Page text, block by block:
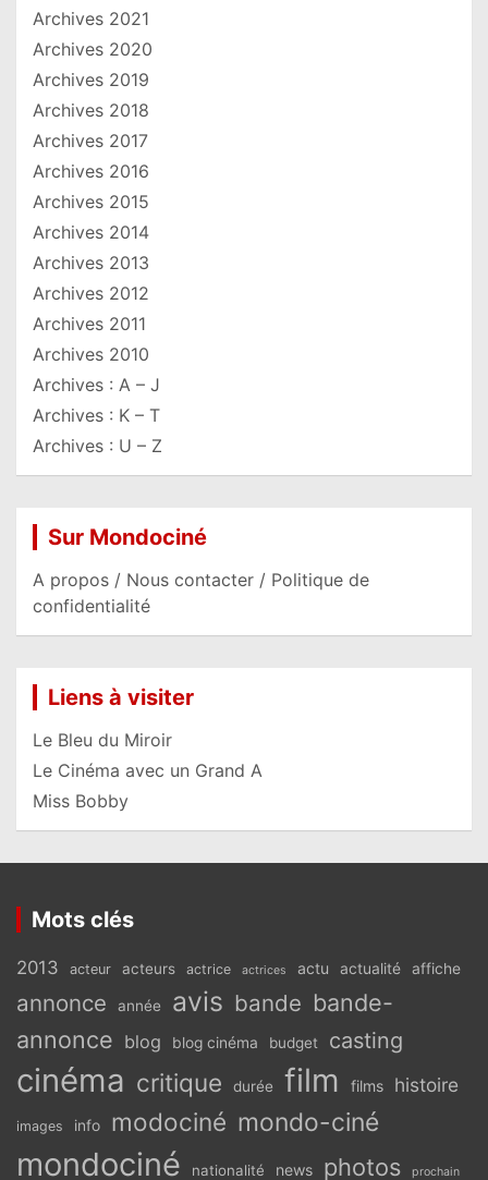
Archives 2021
Archives 2020
Archives 2019
Archives 2018
Archives 2017
Archives 2016
Archives 2015
Archives 2014
Archives 2013
Archives 2012
Archives 2011
Archives 2010
Archives : A – J
Archives : K – T
Archives : U – Z
Sur Mondociné
A propos / Nous contacter / Politique de
confidentialité
Liens à visiter
Le Bleu du Miroir
Le Cinéma avec un Grand A
Miss Bobby
Mots clés
2013 acteur acteurs actrice actrices actu actualité affiche
annonce année avis bande bande-
annonce blog blog cinéma budget casting
cinéma critique durée film films histoire
images info modociné mondo-ciné
mondociné nationalité news photos prochain